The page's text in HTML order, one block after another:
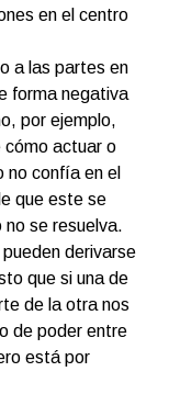
en el centro
a las partes en
forma negativa
por ejemplo,
cómo actuar o
no confía en el
que este se
no se resuelva.
derivarse
que si una de
de la otra nos
de poder entre
está por